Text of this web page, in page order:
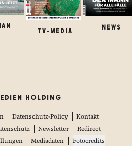
TV-MEDIA
NEWS
HOLDING
Datenschutz-Policy
Kontakt
Newsletter
Redirect
Mediadaten Fotocredits